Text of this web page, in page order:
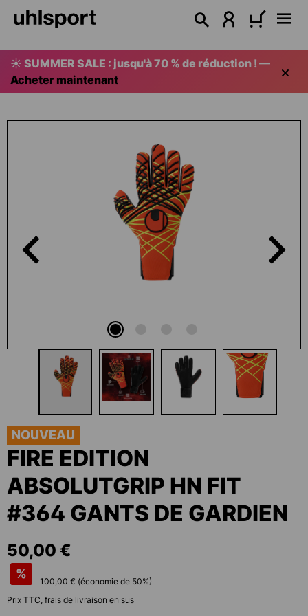
principal
☀️ SUMMER SALE : jusqu'à 70 % de réduction ! —
Acheter maintenant
NOUVEAU
FIRE EDITION
ABSOLUTGRIP HN FIT
#364 GANTS DE GARDIEN
50,00 €
%
100,00 € (économie de 50%)
Prix TTC, frais de livraison en sus